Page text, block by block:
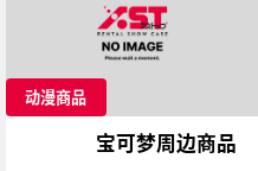
动漫商品
宝可梦周边商品